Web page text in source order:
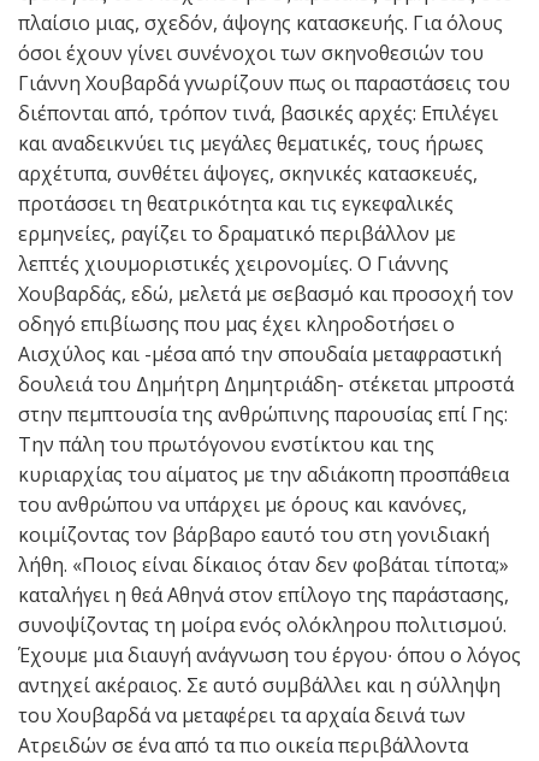
πλαίσιο μιας, σχεδόν, άψογης κατασκευής. Για όλους
όσοι έχουν γίνει συνένοχοι των σκηνοθεσιών του
Γιάννη Χουβαρδά γνωρίζουν πως οι παραστάσεις του
διέπονται από, τρόπον τινά, βασικές αρχές: Επιλέγει
και αναδεικνύει τις μεγάλες θεματικές, τους ήρωες
αρχέτυπα, συνθέτει άψογες, σκηνικές κατασκευές,
προτάσσει τη θεατρικότητα και τις εγκεφαλικές
ερμηνείες, ραγίζει το δραματικό περιβάλλον με
λεπτές χιουμοριστικές χειρονομίες. Ο Γιάννης
Χουβαρδάς, εδώ, μελετά με σεβασμό και προσοχή τον
οδηγό επιβίωσης που μας έχει κληροδοτήσει ο
Αισχύλος και -μέσα από την σπουδαία μεταφραστική
δουλειά του Δημήτρη Δημητριάδη- στέκεται μπροστά
στην πεμπτουσία της ανθρώπινης παρουσίας επί Γης:
Την πάλη του πρωτόγονου ενστίκτου και της
κυριαρχίας του αίματος με την αδιάκοπη προσπάθεια
του ανθρώπου να υπάρχει με όρους και κανόνες,
κοιμίζοντας τον βάρβαρο εαυτό του στη γονιδιακή
λήθη. «Ποιος είναι δίκαιος όταν δεν φοβάται τίποτα;»
καταλήγει η θεά Αθηνά στον επίλογο της παράστασης,
συνοψίζοντας τη μοίρα ενός ολόκληρου πολιτισμού.
Έχουμε μια διαυγή ανάγνωση του έργου∙ όπου ο λόγος
αντηχεί ακέραιος. Σε αυτό συμβάλλει και η σύλληψη
του Χουβαρδά να μεταφέρει τα αρχαία δεινά των
Ατρειδών σε ένα από τα πιο οικεία περιβάλλοντα